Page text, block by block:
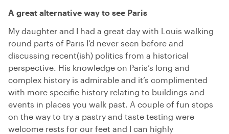
A great alternative way to see Paris
My daughter and I had a great day with Louis walking
round parts of Paris I’d never seen before and
discussing recent(ish) politics from a historical
perspective. His knowledge on Paris’s long and
complex history is admirable and it’s complimented
with more specific history relating to buildings and
events in places you walk past. A couple of fun stops
on the way to try a pastry and taste testing were
welcome rests for our feet and I can highly